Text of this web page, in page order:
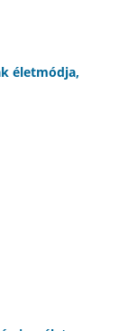
életmódja,